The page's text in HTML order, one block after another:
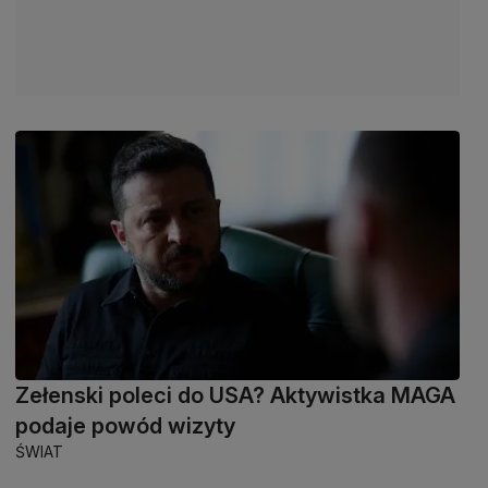
Zełenski poleci do USA? Aktywistka MAGA
podaje powód wizyty
ŚWIAT